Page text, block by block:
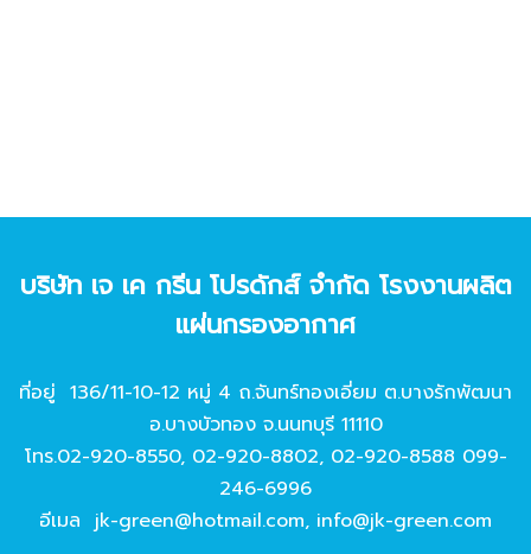
บริษัท เจ เค กรีน โปรดักส์ จํากัด โรงงานผลิต
แผ่นกรองอากาศ
ที่อยู่ 136/11-10-12 หมู่ 4 ถ.จันทร์ทองเอี่ยม ต.บางรักพัฒนา
อ.บางบัวทอง จ.นนทบุรี 11110
โทร.02-920-8550, 02-920-8802, 02-920-8588 099-
246-6996
อีเมล jk-green@hotmail.com, info@jk-green.com